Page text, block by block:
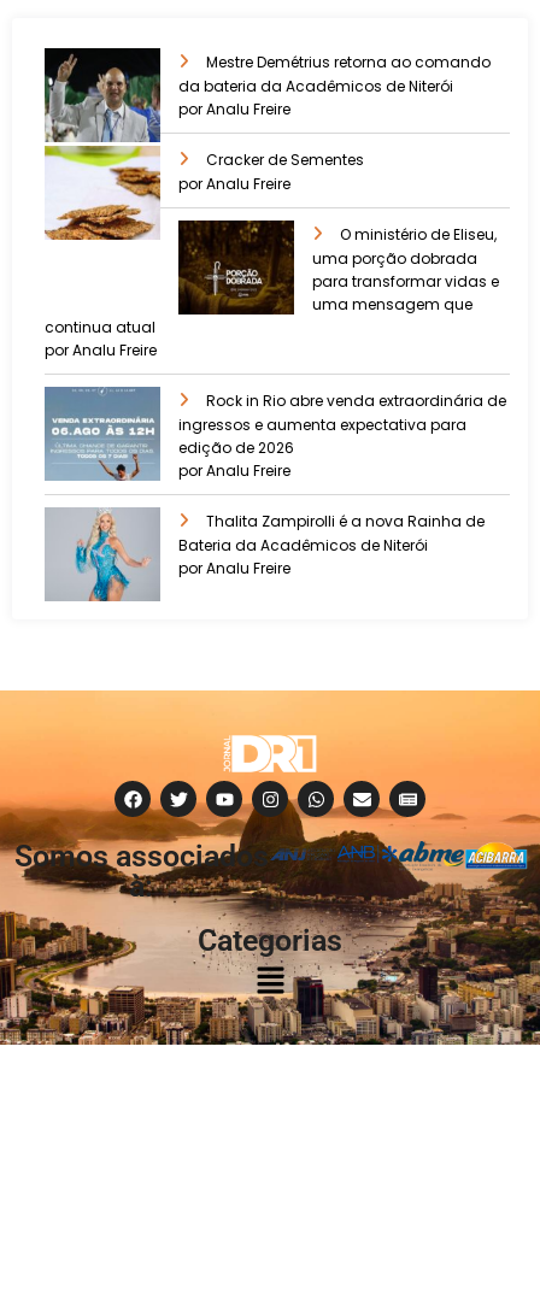
Mestre Demétrius retorna ao comando
da bateria da Acadêmicos de Niterói
por Analu Freire
Cracker de Sementes
por Analu Freire
O ministério de Eliseu,
uma porção dobrada
para transformar vidas e
uma mensagem que
continua atual
por Analu Freire
Rock in Rio abre venda extraordinária de
ingressos e aumenta expectativa para
edição de 2026
por Analu Freire
Thalita Zampirolli é a nova Rainha de
Bateria da Acadêmicos de Niterói
por Analu Freire
Somos associados
à:
Categorias